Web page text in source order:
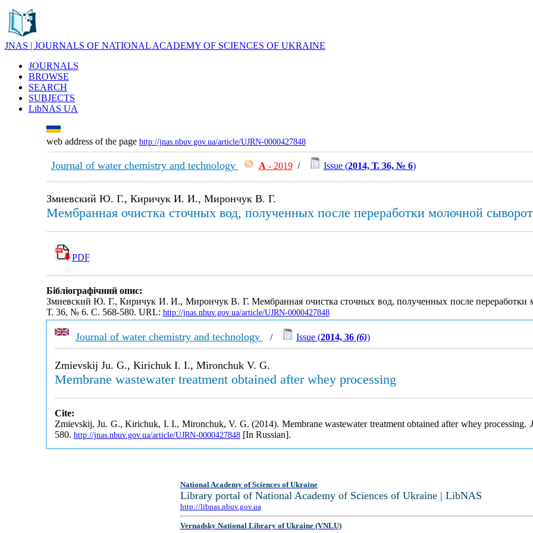
JNAS | JOURNALS OF NATIONAL ACADEMY OF SCIENCES OF UKRAINE
JOURNALS
BROWSE
SEARCH
SUBJECTS
LibNAS UA
web address of the page http://jnas.nbuv.gov.ua/article/UJRN-0000427848
Journal of water chemistry and technology А - 2019/ Issue (2014, Т. 36, № 6)
Змиевский Ю. Г., Киричук И. И., Мирончук В. Г.
Мембранная очистка сточных вод, полученных после переработки молочной
PDF
Бібліографічний опис:
Змиевский Ю. Г., Киричук И. И., Мирончук В. Г. Мембранная очистка сточных вод, полученных после переработки
Т. 36, № 6. С. 568-580. URL: http://jnas.nbuv.gov.ua/article/UJRN-0000427848
Journal of water chemistry and technology / Issue (2014, 36 (6))
Zmievskij Ju. G., Kirichuk I. I., Mironchuk V. G.
Membrane wastewater treatment obtained after whey processing
Cite:
Zmievskij, Ju. G., Kirichuk, I. I., Mironchuk, V. G. (2014). Membrane wastewater treatment obtained after whey processing.
580. http://jnas.nbuv.gov.ua/article/UJRN-0000427848[In Russian].
National Academy of Sciences of Ukraine
Library portal of National Academy of Sciences of Ukraine | LibNAS
http://libnas.nbuv.gov.ua
Vernadsky National Library of Ukraine (VNLU)